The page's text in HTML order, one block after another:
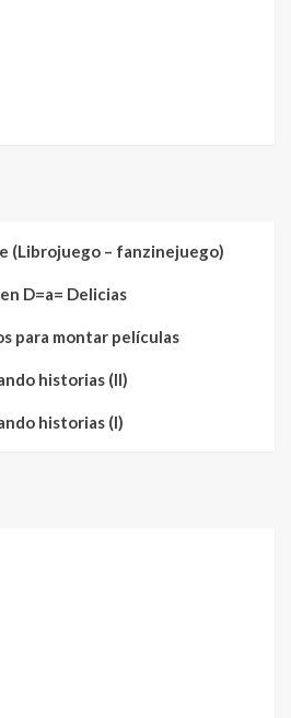
(Librojuego – fanzinejuego)
D=a= Delicias
para montar películas
historias (II)
historias (I)